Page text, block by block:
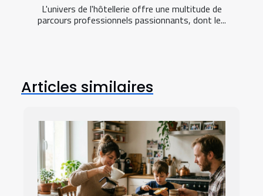
L'univers de l'hôtellerie offre une multitude de
parcours professionnels passionnants, dont le...
Articles similaires